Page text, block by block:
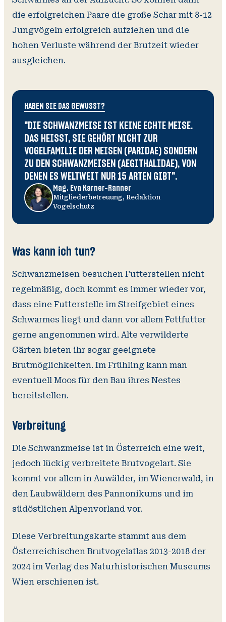
die erfolgreichen Paare die große Schar mit 8-12
Jungvögeln erfolgreich aufziehen und die
hohen Verluste während der Brutzeit wieder
ausgleichen.
HABEN SIE DAS GEWUSST?
"DIE SCHWANZMEISE IST KEINE ECHTE MEISE.
DAS HEISST, SIE GEHÖRT NICHT ZUR V
OGELFAMILIE DER MEISEN (PARIDAE) SONDERN Z
U DEN SCHWANZMEISEN (AEGITHALIDAE), VON D
ENEN ES WELTWEIT NUR 15 ARTEN GIBT ".
Mag. Eva Karner-Ranner
Mitgliederbetreuung, Redaktion
Vogelschutz
Was kann ich tun?
Schwanzmeisen besuchen Futterstellen nicht
regelmäßig, doch kommt es immer wieder vor,
dass eine Futterstelle im Streifgebiet eines
Schwarmes liegt und dann vor allem Fettfutter
gerne angenommen wird. Alte verwilderte
Gärten bieten ihr sogar geeignete
Brutmöglichkeiten. Im Frühling kann man
eventuell Moos für den Bau ihres Nestes
bereitstellen.
Verbreitung
Die Schwanzmeise ist in Österreich eine weit,
jedoch lückig verbreitete Brutvogelart. Sie
kommt vor allem in Auwälder, im Wienerwald, in
den Laubwäldern des Pannonikums und im
südöstlichen Alpenvorland vor.
Diese Verbreitungskarte stammt aus dem
Österreichischen Brutvogelatlas 2013-2018 der
2024 im Verlag des Naturhistorischen Museums
Wien erschienen ist.